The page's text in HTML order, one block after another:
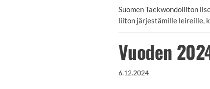
Suomen Taekwondoliiton
liiton järjestämille leireille,
Vuoden
6.12.2024